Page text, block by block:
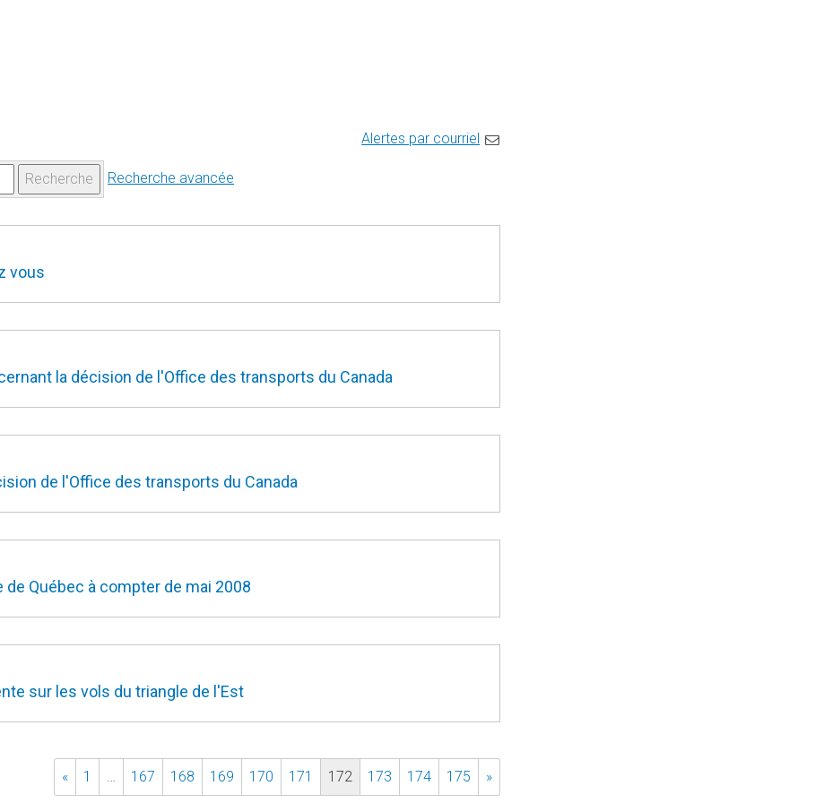
Alertes par courriel
Recherche Recherche avancée
vous
la décision de l'Office des transports du Canada
de l'Office des transports du Canada
Québec à compter de mai 2008
sur les vols du triangle de l'Est
« 1 … 167 168 169 170 171 172 173 174 175 »